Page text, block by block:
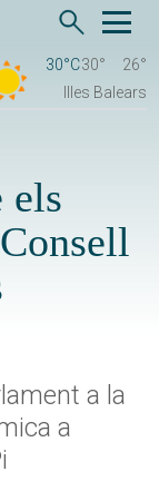
30°C30°
26°
Illes Balears
els
a la
a